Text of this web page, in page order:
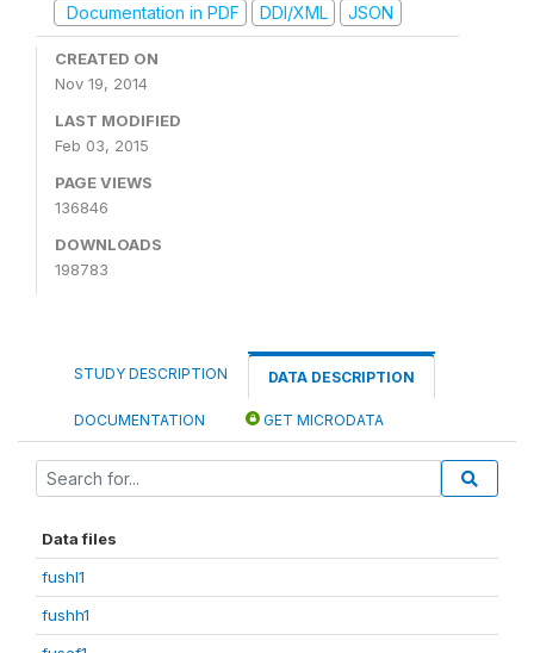
Documentation in PDF
DDI/XML JSON
CREATED ON
Nov 19, 2014
LAST MODIFIED
Feb 03, 2015
PAGE VIEWS
136846
DOWNLOADS
198783
STUDY DESCRIPTION DATA DESCRIPTION
DOCUMENTATION GET MICRODATA
Data files
fushl1
fushh1